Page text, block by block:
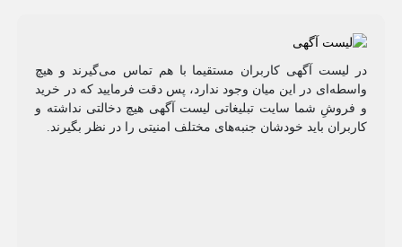
در لیست آگهی کاربران مستقیما با هم تماس می‌گیرند و هیچ
واسطه‌ای در این میان وجود ندارد، پس دقت فرمایید که در خرید
و فروشِ شما سایت تبلیغاتی لیست آگهی هیچ دخالتی نداشته و
کاربران باید خودشان جنبه‌های مختلف امنیتی را در نظر بگیرند.